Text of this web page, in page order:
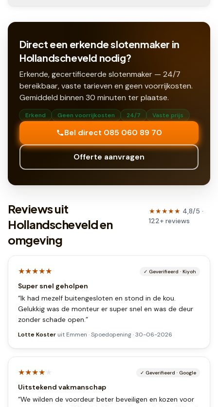
Direct een erkende slotenmaker in
Hollandscheveld nodig?
Erkende, gecertificeerde slotenmaker — 24/7
bereikbaar, vaste tarieven en geen voorrijkosten.
Gemiddeld binnen 30 minuten ter plaatse.
Erkend Geen voorrijkosten 24/7 Vaste prijs
Bel direct 085 060 89 70
Offerte aanvragen
Reviews uit
Hollandscheveld en
omgeving
★★★★★ 4,8/5 ·
122+ reviews
★★★★★ ✓ Geverifieerd · Kiyoh
Super snel geholpen
“Ik had mezelf buitengesloten en stond in de kou.
Gelukkig was de monteur er super snel en was de deur
zonder schade open.”
Lotte Koster uit Emmen ·Spoedopening·30-06-2026
★★★★★ ✓ Geverifieerd · Google
Uitstekend vakmanschap
“We wilden de voordeur beter beveiligen en kozen voor